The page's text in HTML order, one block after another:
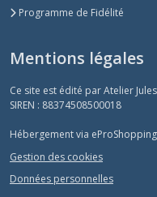
Programme de Fidélité
Mentions légales
Ce site est édité par Atelier Jules
SIREN : 88374508500018
Hébergement via eProShopping
Gestion des cookies
Données personnelles